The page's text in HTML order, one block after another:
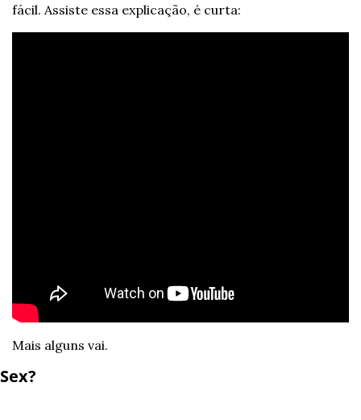
fácil. Assiste essa explicação, é curta:
Mais alguns vai.
Sex?